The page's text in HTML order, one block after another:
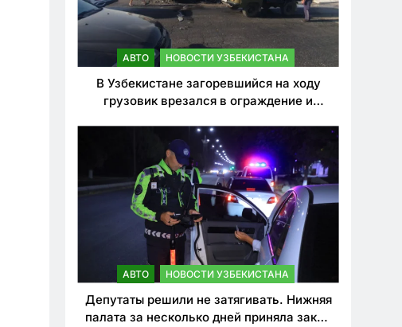
АВТО НОВОСТИ УЗБЕКИСТАНА
В Узбекистане загоревшийся на ходу
грузовик врезался в ограждение и
АВТО НОВОСТИ УЗБЕКИСТАНА
Депутаты решили не затягивать. Нижняя
палата за несколько дней приняла закон